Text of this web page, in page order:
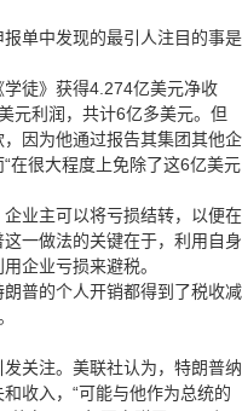
单中发现的最引人注目的事是
徒》获得4.274亿美元净收
元利润，共计6亿多美元。但
因为他通过报告其集团其他企
在很大程度上免除了这6亿美元
业主可以将亏损结转，以便在
一做法的关键在于，利用自身
企业亏损来避税。
普的个人开销都得到了税收减
关注。美联社认为，特朗普纳
收入，“可能与他作为总统的